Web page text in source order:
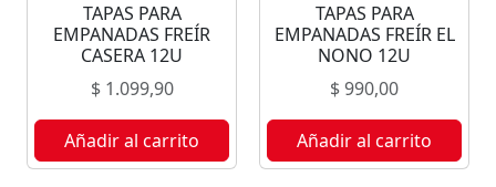
TAPAS PARA
EMPANADAS FREÍR
CASERA 12U
$1.099,90
Añadir al carrito
TAPAS PARA
EMPANADAS FREÍR EL
NONO 12U
$990,00
Añadir al carrito